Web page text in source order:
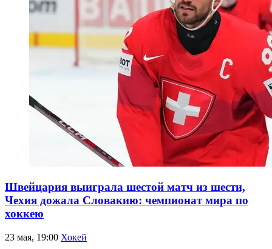
Швейцария выиграла шестой матч из шести,
Чехия дожала Словакию: чемпионат мира по
хоккею
23 мая, 19:00 Хокей